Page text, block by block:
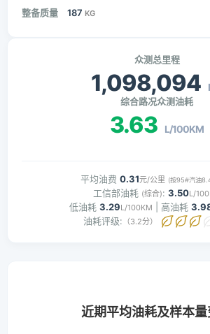
整备质量 187 KG
众测总里程
1,098,094
综合路况众测油耗
3.63 L/100KM
平均油费 0.31元/公里 (按95#汽油
工信部油耗 (综合): 3.50L/
低油耗 3.29L/100KM | 高油耗
油耗评级: （3.2分）